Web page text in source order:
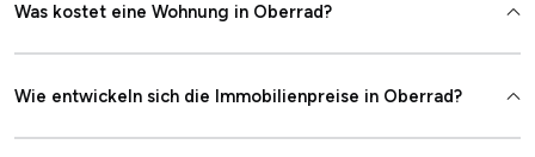
Was kostet eine Wohnung in Oberrad?
Wie entwickeln sich die Immobilienpreise in Oberrad?